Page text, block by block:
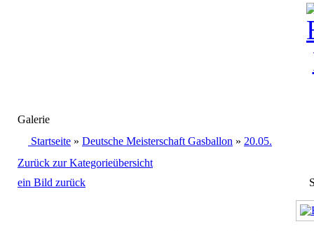
Galerie
Startseite » Deutsche Meisterschaft Gasballon » 20.05.
Zurück zur Kategorieübersicht
ein Bild zurück